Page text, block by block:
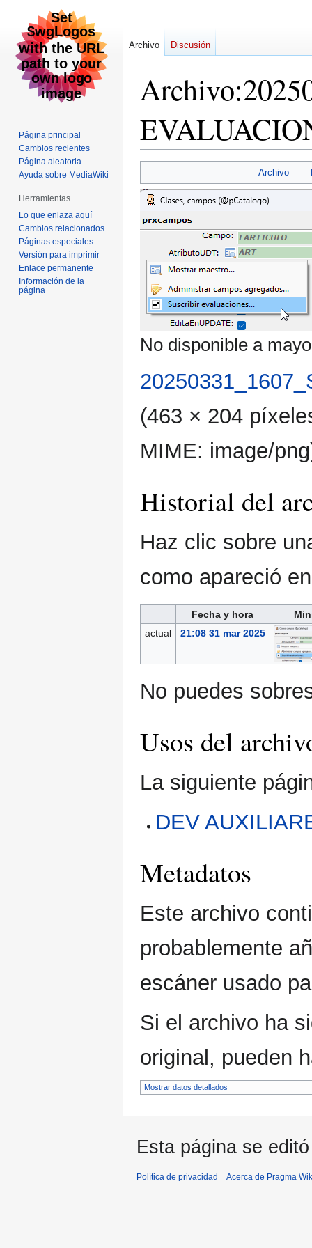
Archivo:
a
a
Archivo
No disponible a
(463 × 204
MIME: image/png
Historial del
Haz clic sobre
como apareció
Fecha y hora
actual
21:08 31 mar 2025
No puedes
Usos del
La siguiente
DEV
Metadatos
Este archivo
probablemente
escáner usado
Si el archivo ha
original, pueden
Mostrar datos detallados
Archivo Discusión
Página principal
Cambios recientes
Página aleatoria
Ayuda sobre MediaWiki
Herramientas
Lo que enlaza aquí
Cambios relacionados
Páginas especiales
Versión para imprimir
Enlace permanente
Información de la
página
Esta página se
Política de privacidad Acerca de Pragma